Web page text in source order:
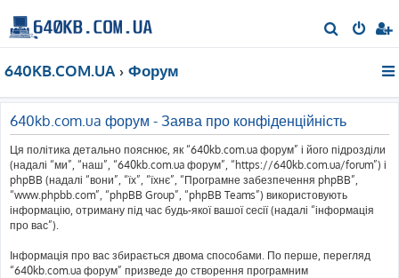
о
640KB.COM.UA Форум
640kb.com.ua форум - Заява про конфіденційність
Ця політика детально пояснює, як “640kb.com.ua форум” і його підрозділи
(надалі “ми”, “наш”, “640kb.com.ua форум”, “https://640kb.com.ua/forum”) і
phpBB (надалі “вони”, “їх”, “їхнє”, “Програмне забезпечення phpBB”,
“www.phpbb.com”, “phpBB Group”, “phpBB Teams”) використовують
інформацію, отриману під час будь-якої вашої сесії (надалі “інформація
про вас”).
Інформація про вас збирається двома способами. По перше, перегляд
“640kb.com.ua форум” призведе до створення програмним